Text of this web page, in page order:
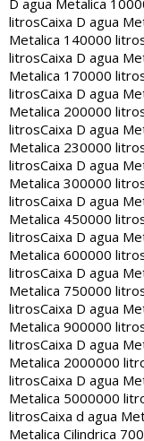
D agua Metalica
litrosCaixa D agua
Metalica 140000
litrosCaixa D agua
Metalica 170000
litrosCaixa D agua
Metalica 200000
litrosCaixa D agua
Metalica 230000
litrosCaixa D agua
Metalica 300000
litrosCaixa D agua
Metalica 450000
litrosCaixa D agua
Metalica 600000
litrosCaixa D agua
Metalica 750000
litrosCaixa D agua
Metalica 900000
litrosCaixa D agua
Metalica 2000000
litrosCaixa D agua
Metalica 5000000
litrosCaixa d agua
Metalica Cilindrica